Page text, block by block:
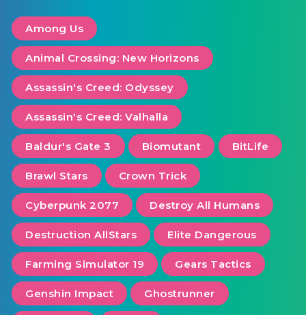
Among Us
Animal Crossing: New Horizons
Assassin's Creed: Odyssey
Assassin's Creed: Valhalla
Baldur's Gate 3 Biomutant BitLife
Brawl Stars Crown Trick
Cyberpunk 2077 Destroy All Humans
Destruction AllStars Elite Dangerous
Farming Simulator 19 Gears Tactics
Genshin Impact Ghostrunner